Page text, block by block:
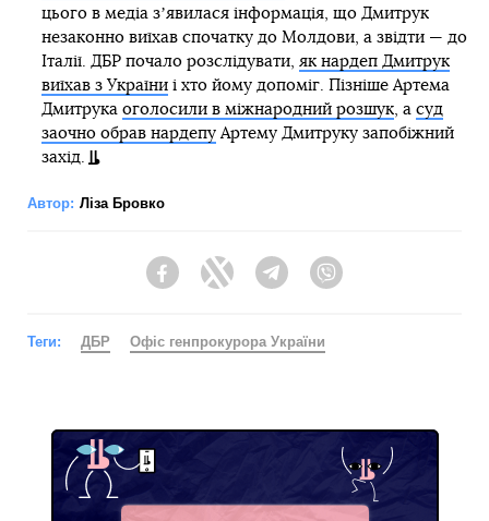
цього в медіа зʼявилася інформація, що Дмитрук
незаконно виїхав спочатку до Молдови, а звідти — до
Італії. ДБР почало розслідувати, як нардеп Дмитрук
виїхав з Україниі хто йому допоміг. Пізніше Артема
Дмитрука оголосили в міжнародний розшук, а суд
заочно обрав нардепуАртему Дмитруку запобіжний
захід.
Автор: Ліза Бровко
FacebookTwitter Telegram
Теги: ДБР Офіс генпрокурора України